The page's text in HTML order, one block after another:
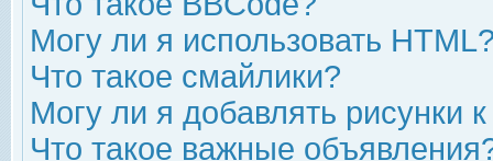
Могу ли я использовать
Что такое смайлики?
Могу ли я добавлять рисунки
Что такое важные